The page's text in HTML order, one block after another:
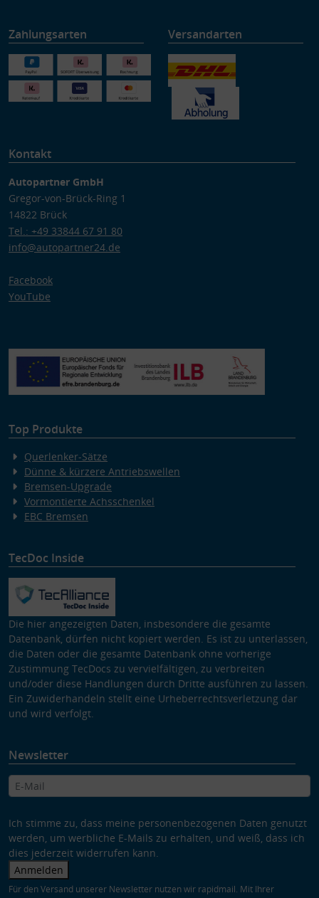
Zahlungsarten Versandarten
Kontakt
Autopartner GmbH
Gregor-von-Brück-Ring 1
14822 Brück
Tel.: +49 33844 67 91 80
info@autopartner24.de
Facebook
YouTube
Top Produkte
Querlenker-Sätze
Dünne & kürzere Antriebswellen
Bremsen-Upgrade
Vormontierte Achsschenkel
EBC Bremsen
TecDoc Inside
Die hier angezeigten Daten, insbesondere die gesamte
Datenbank, dürfen nicht kopiert werden. Es ist zu unterlassen,
die Daten oder die gesamte Datenbank ohne vorherige
Zustimmung TecDocs zu vervielfältigen, zu verbreiten
und/oder diese Handlungen durch Dritte ausführen zu lassen.
Ein Zuwiderhandeln stellt eine Urheberrechtsverletzung dar
und wird verfolgt.
Newsletter
Ich stimme zu, dass meine personenbezogenen Daten genutzt
werden, um werbliche E-Mails zu erhalten, und weiß, dass ich
dies jederzeit widerrufen kann.
Anmelden
Für den Versand unserer Newsletter nutzen wir rapidmail. Mit Ihrer